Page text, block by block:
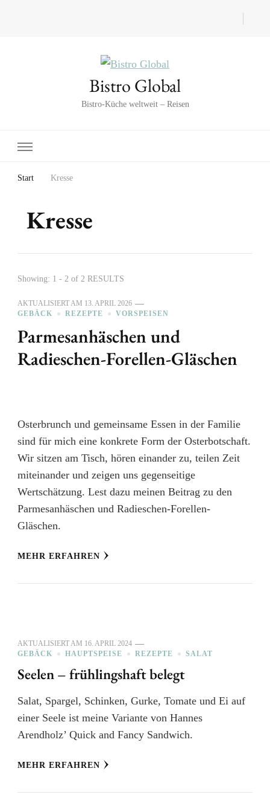
Bistro Global
Bistro-Küche weltweit – Reisen
Start Kresse
Kresse
Showing: 1 - 2 of 2 RESULTS
AKTUALISIERT AM 13. APRIL 2026
GEBÄCK
REZEPTE VORSPEISEN
Parmesanhäschen und
Radieschen-Forellen-Gläschen
Osterbrunch und gemeinsame Essen in der Familie
sind für mich eine konkrete Form der Osterbotschaft.
Wir sitzen am Tisch, hören einander zu, teilen Zeit
miteinander und zeigen uns gegenseitige
Wertschätzung. Lest dazu meinen Beitrag zu den
Parmesanhäschen und Radieschen-Forellen-
Gläschen.
MEHR ERFAHREN
AKTUALISIERT AM 16. APRIL 2024
GEBÄCK
HAUPTSPEISE REZEPTE SALAT
Seelen – frühlingshaft belegt
Salat, Spargel, Schinken, Gurke, Tomate und Ei auf
einer Seele ist meine Variante von Hannes
Arendholz’ Quick and Fancy Sandwich.
MEHR ERFAHREN